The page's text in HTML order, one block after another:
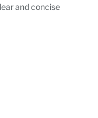
and concise